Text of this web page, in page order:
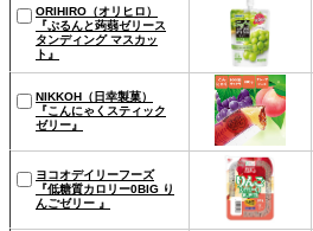
ORIHIRO（オリヒロ）
『ぷるんと蒟蒻ゼリース
タンディング マスカッ
ト』
NIKKOH（日幸製菓）
『こんにゃくスティック
ゼリー』
ヨコオデイリーフーズ
『低糖質カロリー0BIG り
んごゼリー 』